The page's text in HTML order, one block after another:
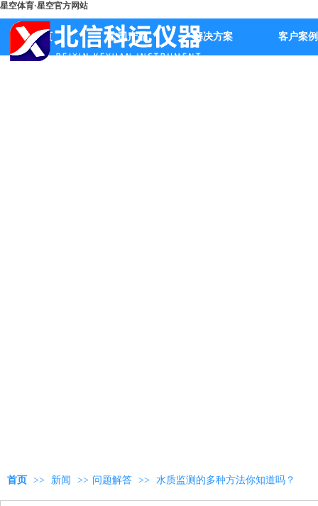
星空体育·星空官方网站
首页 公司产品 解决方案 客户案例
首页 >> 新闻 >> 问题解答 >> 水质监测的多种方法你知道吗？